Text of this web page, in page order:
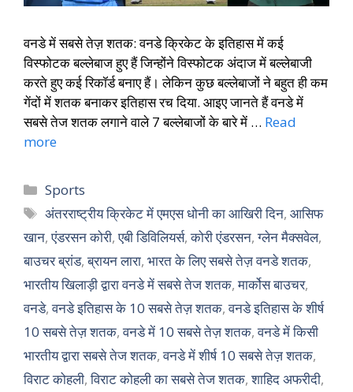
वनडे में सबसे तेज़ शतक: वनडे क्रिकेट के इतिहास में कई
विस्फोटक बल्लेबाज हुए हैं जिन्होंने विस्फोटक अंदाज में बल्लेबाजी
करते हुए कई रिकॉर्ड बनाए हैं। लेकिन कुछ बल्लेबाजों ने बहुत ही कम
गेंदों में शतक बनाकर इतिहास रच दिया. आइए जानते हैं वनडे में
सबसे तेज शतक लगाने वाले 7 बल्लेबाजों के बारे में … Read
more
Sports
अंतरराष्ट्रीय क्रिकेट में एमएस धोनी का आखिरी दिन,आसिफ
खान,एंडरसन कोरी,एबी डिविलियर्स,कोरी एंडरसन,ग्लेन मैक्सवेल,
बाउचर ब्रांड,ब्रायन लारा, भारत के लिए सबसे तेज़ वनडे शतक,
भारतीय खिलाड़ी द्वारा वनडे में सबसे तेज शतक,मार्कोस बाउचर,
वनडे,वनडे इतिहास के 10 सबसे तेज़ शतक,वनडे इतिहास के शीर्ष
10 सबसे तेज़ शतक,वनडे में 10 सबसे तेज़ शतक,वनडे में किसी
भारतीय द्वारा सबसे तेज शतक,वनडे में शीर्ष 10 सबसे तेज़ शतक,
विराट कोहली,विराट कोहली का सबसे तेज शतक,शाहिद अफरीदी,